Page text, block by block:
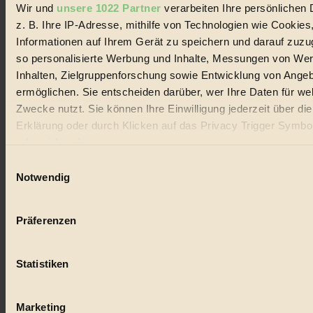
Wir und unsere 1022 Partner verarbeiten Ihre persönlichen
z. B. Ihre IP-Adresse, mithilfe von Technologien wie
Informationen auf Ihrem Gerät zu speichern und darauf
so personalisierte Werbung und Inhalte, Messungen von
Inhalten, Zielgruppenforschung sowie Entwicklung von
ermöglichen. Sie entscheiden darüber, wer Ihre Daten für
Zwecke nutzt. Sie können Ihre Einwilligung jederzeit über
Erklärung oder durch Klicken auf das Privacy Trigger
oder widerrufen
Wenn Sie es erlauben, würden wir auch gerne:
Ihr Gerät durch aktives Scannen nach bestimmten
Erfahren Sie mehr darüber, wie Ihre persönlichen Daten
Notwendig
Präferenzen
Statistiken
Marketing
Lebensmittel
Natur
Essen